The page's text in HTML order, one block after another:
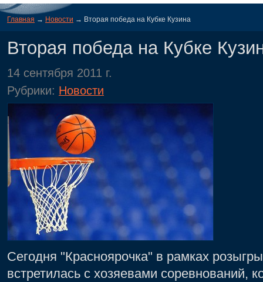
Главная → Новости → Вторая победа на Кубке Кузина
Вторая победа на Кубке
14 сентября 2011 г.
Рубрики: Новости
Сегодня "Красноярочка" в рамках
встретилась с хозяевами соревнований,